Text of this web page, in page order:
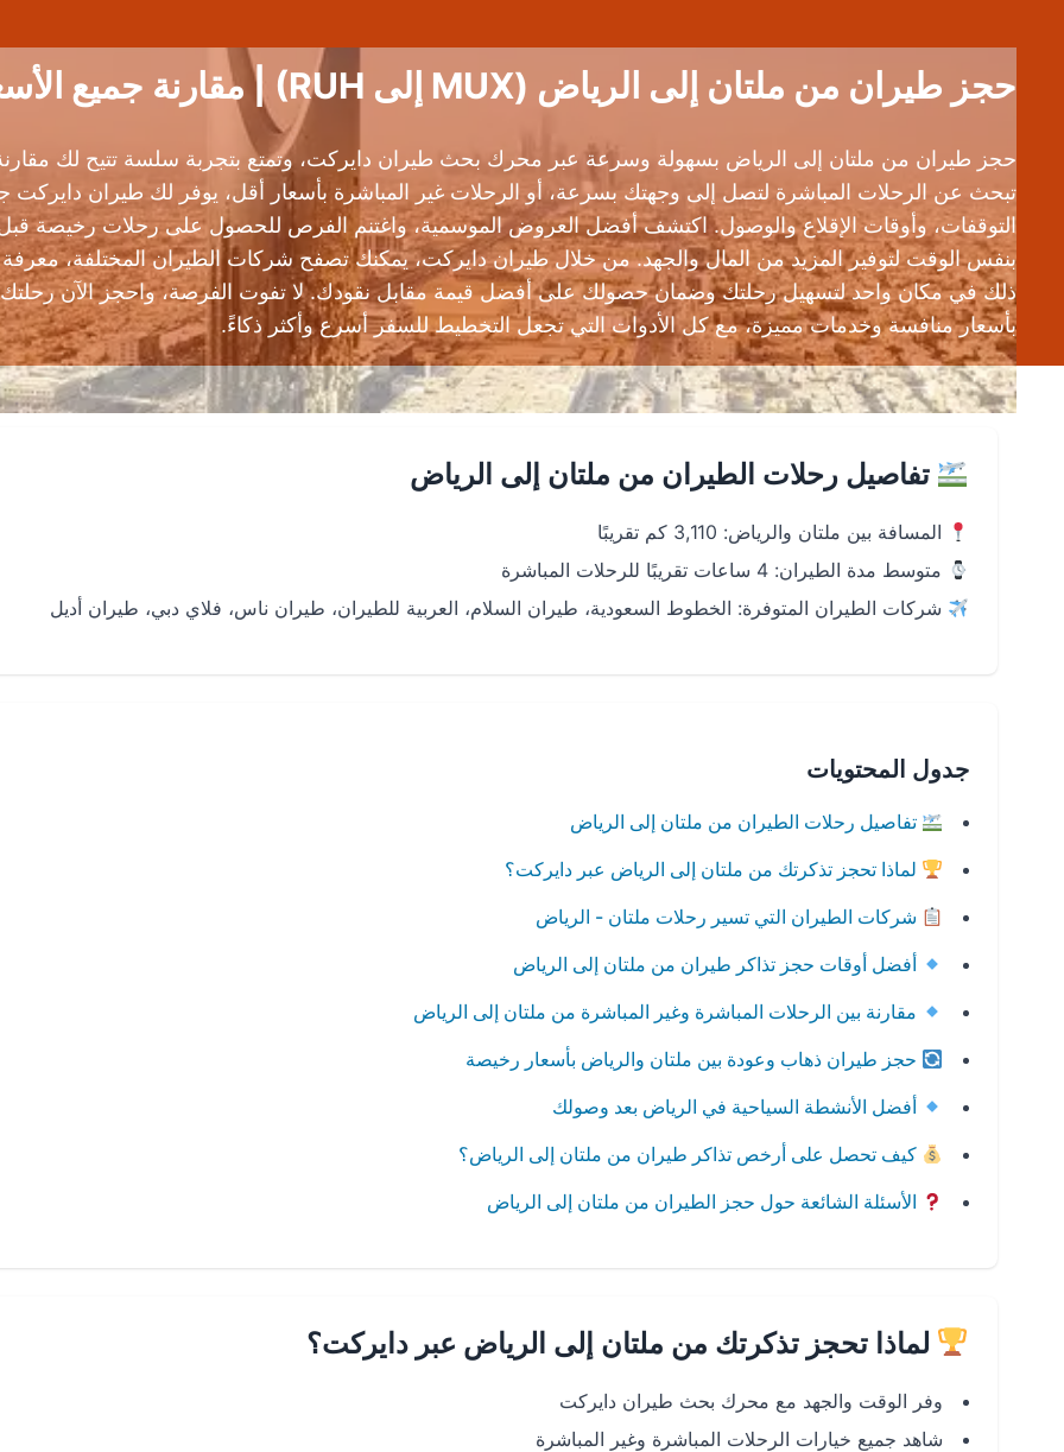
حجز طيران من ملتان إلى الرياض (MUX إلى RUH) | مقارنة جميع الأسعار المتاحة
حجز طيران من ملتان إلى الرياض بسهولة وسرعة عبر محرك بحث طيران دايركت، وتمتع بتجربة سلسة تتيح لك
تبحث عن الرحلات المباشرة لتصل إلى وجهتك بسرعة، أو الرحلات غير المباشرة بأسعار أقل، يوفر لك طيران دايركت
التوقفات، وأوقات الإقلاع والوصول. اكتشف أفضل العروض الموسمية، واغتنم الفرص للحصول على رحلات رخيصة قبل
بنفس الوقت لتوفير المزيد من المال والجهد. من خلال طيران دايركت، يمكنك تصفح شركات الطيران المختلفة، معرفة
ذلك في مكان واحد لتسهيل رحلتك وضمان حصولك على أفضل قيمة مقابل نقودك. لا تفوت الفرصة، واحجز الآن رحلتك
بأسعار منافسة وخدمات مميزة، مع كل الأدوات التي تجعل التخطيط للسفر أسرع وأكثر ذكاءً.
تفاصيل رحلات الطيران من ملتان إلى الرياض
المسافة بين ملتان والرياض: 3,110 كم تقريبًا
متوسط مدة الطيران: 4 ساعات تقريبًا للرحلات المباشرة
شركات الطيران المتوفرة: الخطوط السعودية، طيران السلام، العربية للطيران، طيران ناس، فلاي دبي، طيران أديل
جدول المحتويات
تفاصيل رحلات الطيران من ملتان إلى الرياض
لماذا تحجز تذكرتك من ملتان إلى الرياض عبر دايركت؟
شركات الطيران التي تسير رحلات ملتان - الرياض
أفضل أوقات حجز تذاكر طيران من ملتان إلى الرياض
مقارنة بين الرحلات المباشرة وغير المباشرة من ملتان إلى الرياض
حجز طيران ذهاب وعودة بين ملتان والرياض بأسعار رخيصة
أفضل الأنشطة السياحية في الرياض بعد وصولك
كيف تحصل على أرخص تذاكر طيران من ملتان إلى الرياض؟
الأسئلة الشائعة حول حجز الطيران من ملتان إلى الرياض
لماذا تحجز تذكرتك من ملتان إلى الرياض عبر دايركت؟
وفر الوقت والجهد مع محرك بحث طيران دايركت
شاهد جميع خيارات الرحلات المباشرة وغير المباشرة